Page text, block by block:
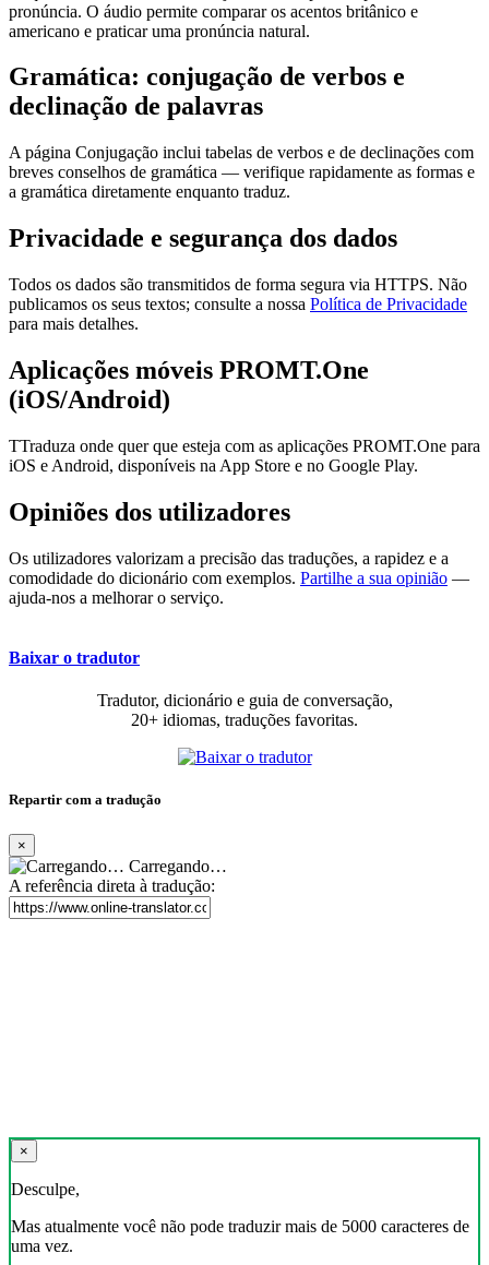
pronúncia. O áudio permite comparar os acentos britânico e
americano e praticar uma pronúncia natural.
Gramática: conjugação de verbos e
declinação de palavras
A página Conjugação inclui tabelas de verbos e de declinações com
breves conselhos de gramática — verifique rapidamente as formas e
a gramática diretamente enquanto traduz.
Privacidade e segurança dos dados
Todos os dados são transmitidos de forma segura via HTTPS. Não
publicamos os seus textos; consulte a nossa Política de Privacidade
para mais detalhes.
Aplicações móveis PROMT.One
(iOS/Android)
TTraduza onde quer que esteja com as aplicações PROMT.One para
iOS e Android, disponíveis na App Store e no Google Play.
Opiniões dos utilizadores
Os utilizadores valorizam a precisão das traduções, a rapidez e a
comodidade do dicionário com exemplos. Partilhe a sua opinião —
ajuda-nos a melhorar o serviço.
Baixar o tradutor
Tradutor, dicionário e guia de conversação,
20+ idiomas, traduções favoritas.
Repartir com a tradução
×
Carregando…
A referência direta à tradução:
×
Desculpe,
Mas atualmente você não pode traduzir mais de 5000 caracteres de
uma vez.